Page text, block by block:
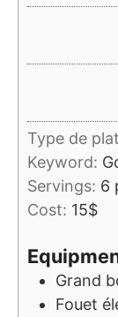
Type de
Keyword:
Servings: 6
Cost: 15$
Grand
Fouet